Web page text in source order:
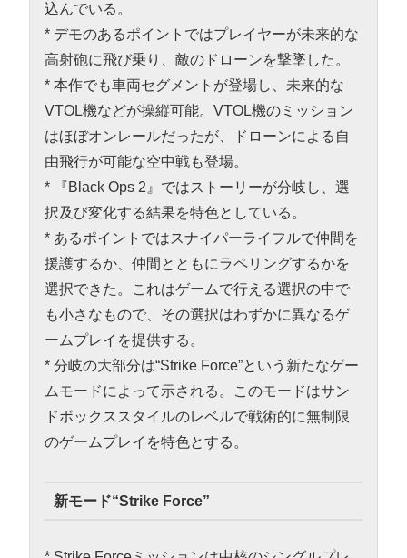
込んでいる。
* デモのあるポイントではプレイヤーが未来的な
高射砲に飛び乗り、敵のドローンを撃墜した。
* 本作でも車両セグメントが登場し、未来的な
VTOL機などが操縦可能。VTOL機のミッション
はほぼオンレールだったが、ドローンによる自
由飛行が可能な空中戦も登場。
* 『Black Ops 2』ではストーリーが分岐し、選
択及び変化する結果を特色としている。
* あるポイントではスナイパーライフルで仲間を
援護するか、仲間とともにラペリングするかを
選択できた。これはゲームで行える選択の中で
も小さなもので、その選択はわずかに異なるゲ
ームプレイを提供する。
* 分岐の大部分は“Strike Force”という新たなゲー
ムモードによって示される。このモードはサン
ドボックススタイルのレベルで戦術的に無制限
のゲームプレイを特色とする。
新モード“Strike Force”